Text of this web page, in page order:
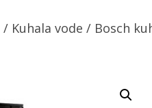
/ Kuhala vode / Bosch